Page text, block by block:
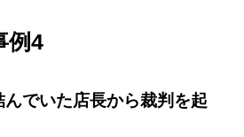
例4
でいた店長から裁判を起